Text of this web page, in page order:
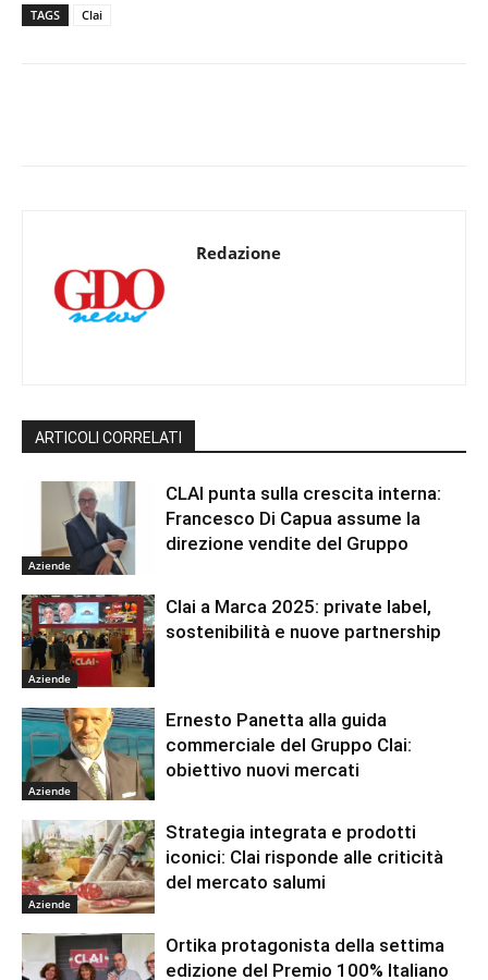
TAGS Clai
Redazione
ARTICOLI CORRELATI
Aziende
CLAI punta sulla crescita interna:
Francesco Di Capua assume la
direzione vendite del Gruppo
Aziende
Clai a Marca 2025: private label,
sostenibilità e nuove partnership
Aziende
Ernesto Panetta alla guida
commerciale del Gruppo Clai:
obiettivo nuovi mercati
Aziende
Strategia integrata e prodotti
iconici: Clai risponde alle criticità
del mercato salumi
Ortika protagonista della settima
edizione del Premio 100% Italiano